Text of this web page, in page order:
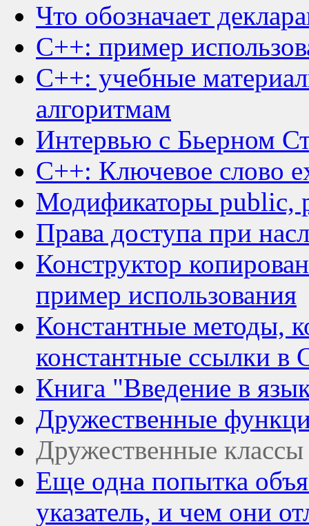
Что обозначает
C++: пример
C++: учебные
алгоритмам
Интервью с Бьерном
C++: Ключевое слово
Модификаторы public,
Права доступа при
Конструктор
пример использования
Константные методы,
константные ссылки в
Книга "Введение в
Дружественные
Дружественные
Еще одна попытка
указатель, и чем они